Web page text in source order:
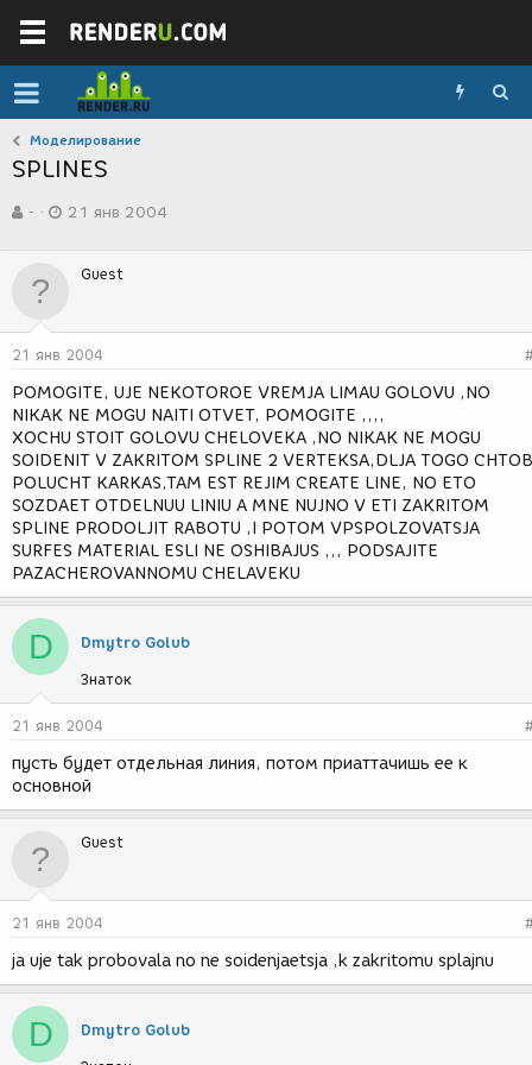
Моделирование
SPLINES
в
р
м
-
а
д
н
и
я
21 янв 2004
Guest
21 янв 2004
POMOGITE, UJE NEKOTOROE VREMJA LIMAU GOLOVU ,NO
NIKAK NE MOGU NAITI OTVET, POMOGITE ,,,,
XOCHU STOIT GOLOVU CHELOVEKA ,NO NIKAK NE MOGU
SOIDENIT V ZAKRITOM SPLINE 2 VERTEKSA,DLJA TOGO
POLUCHT KARKAS,TAM EST REJIM CREATE LINE, NO ETO
SOZDAET OTDELNUU LINIU A MNE NUJNO V ETI ZAKRITOM
SPLINE PRODOLJIT RABOTU ,I POTOM VPSPOLZOVATSJA
SURFES MATERIAL ESLI NE OSHIBAJUS ,,, PODSAJITE
PAZACHEROVANNOMU CHELAVEKU
D Dmytro Golub
Знаток
21 янв 2004
пусть будет отдельная линия, потом приаттачишь ее к
основной
Guest
21 янв 2004
ja uje tak probovala no ne soidenjaetsja ,k zakritomu splajnu
D Dmytro Golub